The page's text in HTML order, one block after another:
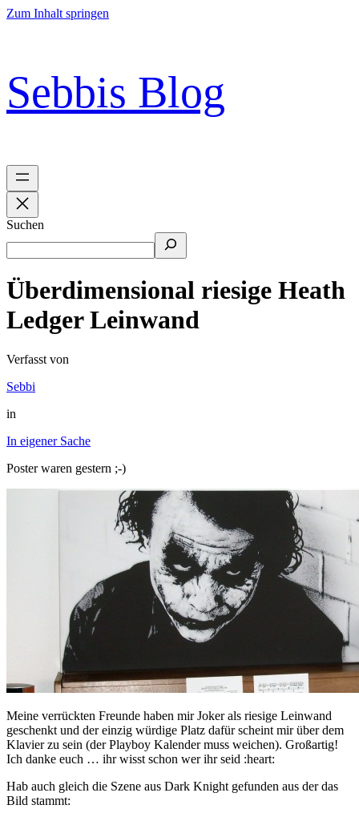
Zum Inhalt springen
Sebbis Blog
Suchen
Überdimensional riesige Heath
Ledger Leinwand
Verfasst von
Sebbi
in
In eigener Sache
Poster waren gestern ;-)
Meine verrückten Freunde haben mir Joker als riesige Leinwand
geschenkt und der einzig würdige Platz dafür scheint mir über dem
Klavier zu sein (der Playboy Kalender muss weichen). Großartig!
Ich danke euch … ihr wisst schon wer ihr seid :heart:
Hab auch gleich die Szene aus Dark Knight gefunden aus der das
Bild stammt: